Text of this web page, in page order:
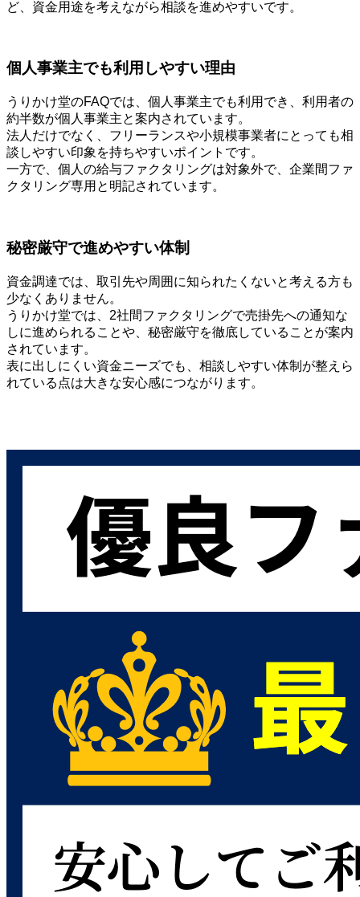
ど、資金用途を考えながら相談を進めやすいです。
個人事業主でも利用しやすい理由
うりかけ堂のFAQでは、個人事業主でも利用でき、利用者の
約半数が個人事業主と案内されています。
法人だけでなく、フリーランスや小規模事業者にとっても相
談しやすい印象を持ちやすいポイントです。
一方で、個人の給与ファクタリングは対象外で、企業間ファ
クタリング専用と明記されています。
秘密厳守で進めやすい体制
資金調達では、取引先や周囲に知られたくないと考える方も
少なくありません。
うりかけ堂では、2社間ファクタリングで売掛先への通知な
しに進められることや、秘密厳守を徹底していることが案内
されています。
表に出しにくい資金ニーズでも、相談しやすい体制が整えら
れている点は大きな安心感につながります。